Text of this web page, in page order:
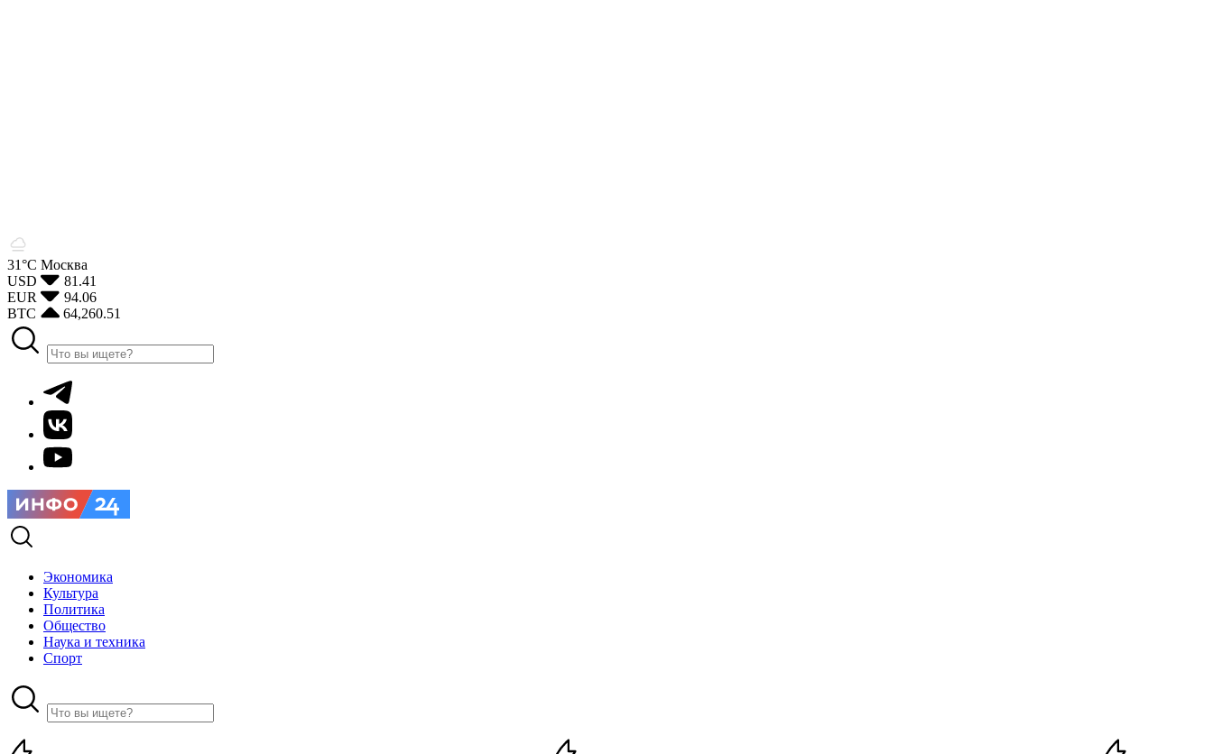
31°С Москва
USD
81.41
EUR
94.06
BTC
64,260.51
Экономика
Культура
Политика
Общество
Наука и техника
Спорт